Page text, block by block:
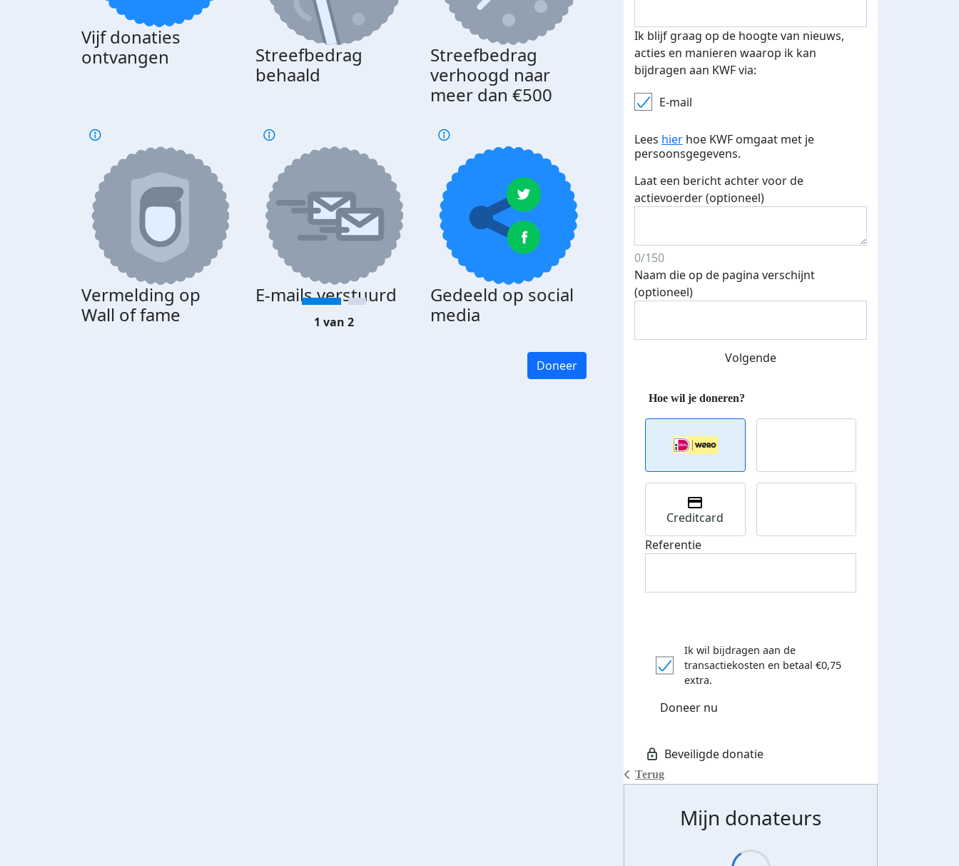
Vijf donaties
ontvangen
Streefbedrag
behaald
Streefbedrag
verhoogd naar
meer dan €500
Vermelding op
Wall of fame
E-mails verstuurd
Gedeeld op social
media
1 van 2
Doneer
Ik blijf graag op de hoogte van nieuws,
acties en manieren waarop ik kan
bijdragen aan KWF via:
E-mail
Lees hier hoe KWF omgaat met je
persoonsgegevens.
Laat een bericht achter voor de
actievoerder (optioneel)
0/150
Naam die op de pagina verschijnt
(optioneel)
Volgende
Terug
Creditcard
Referentie
Ik wil bijdragen aan de
transactiekosten en betaal €0,75
extra.
Doneer nu
Mijn donateurs